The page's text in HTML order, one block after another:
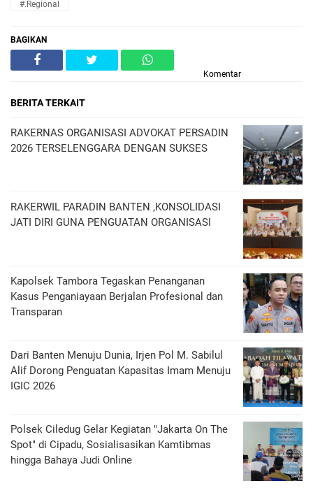
#.Regional
BAGIKAN
Komentar
BERITA TERKAIT
RAKERNAS ORGANISASI ADVOKAT PERSADIN
2026 TERSELENGGARA DENGAN SUKSES
RAKERWIL PARADIN BANTEN ,KONSOLIDASI
JATI DIRI GUNA PENGUATAN ORGANISASI
Kapolsek Tambora Tegaskan Penanganan
Kasus Penganiayaan Berjalan Profesional dan
Transparan
Dari Banten Menuju Dunia, Irjen Pol M. Sabilul
Alif Dorong Penguatan Kapasitas Imam Menuju
IGIC 2026
Polsek Ciledug Gelar Kegiatan "Jakarta On The
Spot" di Cipadu, Sosialisasikan Kamtibmas
hingga Bahaya Judi Online